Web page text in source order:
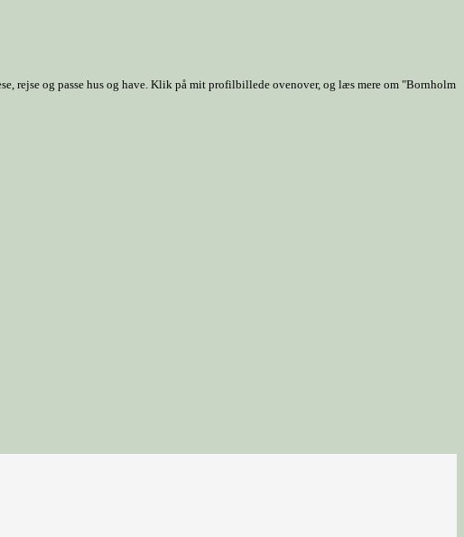
rejse og passe hus og have. Klik på mit profilbillede ovenover, og læs mere om "Bornholm